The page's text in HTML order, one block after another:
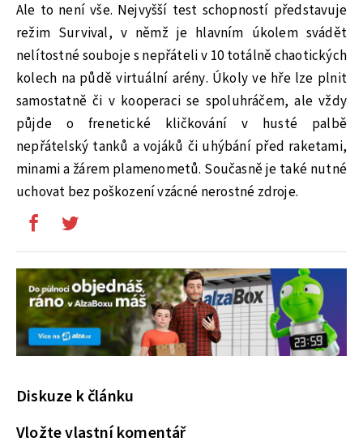
Ale to není vše. Nejvyšší test schopností představuje
režim Survival, v němž je hlavním úkolem svádět
nelítostné souboje s nepřáteli v 10 totálně chaotických
kolech na půdě virtuální arény. Úkoly ve hře lze plnit
samostatně či v kooperaci se spoluhráčem, ale vždy
půjde o frenetické kličkování v husté palbě
nepřátelský tanků a vojáků či uhýbání před raketami,
minami a žárem plamenometů. Současně je také nutné
uchovat bez poškození vzácné nerostné zdroje.
Diskuze k článku
Vložte vlastní komentář